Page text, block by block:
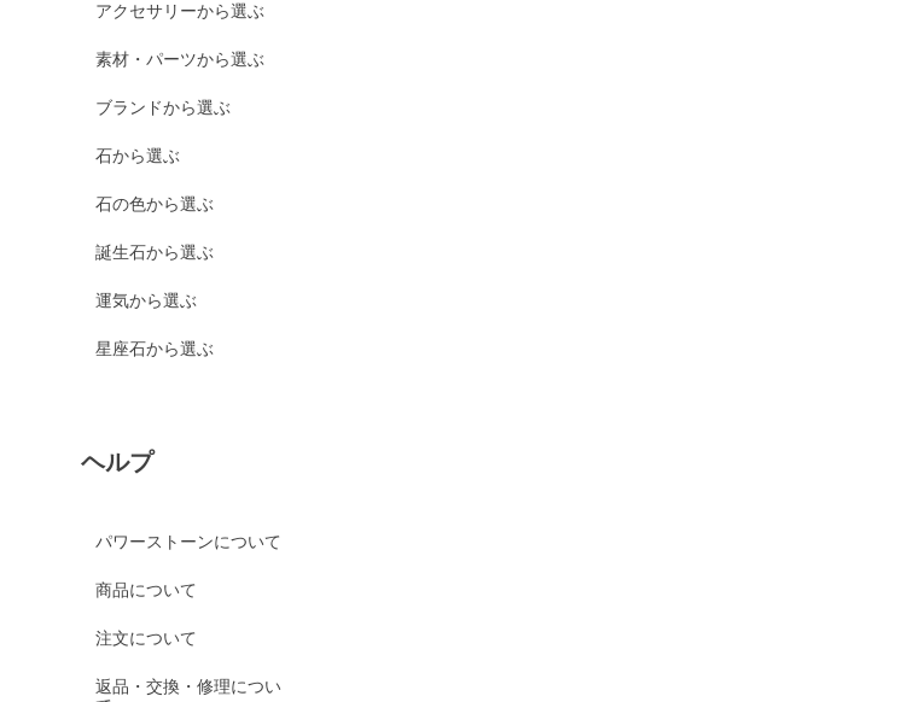
アクセサリーから選ぶ
素材・パーツから選ぶ
ブランドから選ぶ
石から選ぶ
石の色から選ぶ
誕生石から選ぶ
運気から選ぶ
星座石から選ぶ
ヘルプ
パワーストーンについて
商品について
注文について
返品・交換・修理につい